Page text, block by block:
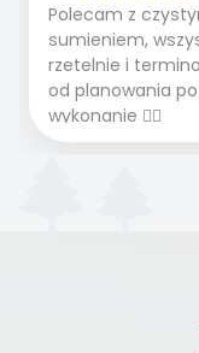
Polecam z
sumieniem,
rzetelnie i
od planowania po
wykonanie 👍🏻